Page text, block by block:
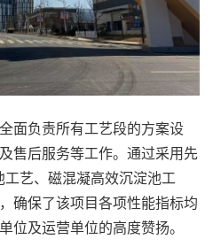
面负责所有工艺段的方案设
售后服务等工作。通过采用先
艺、磁混凝高效沉淀池工
确保了该项目各项性能指标均
位及运营单位的高度赞扬。